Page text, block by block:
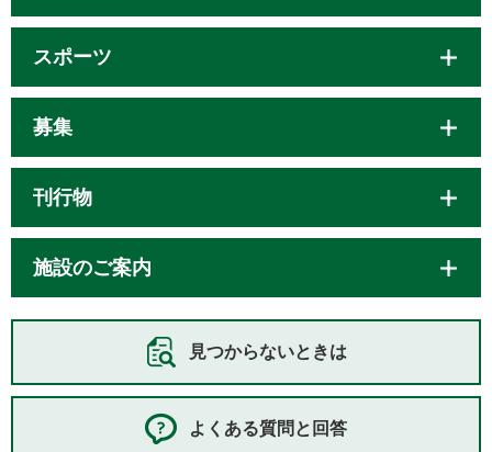
スポーツ
募集
刊行物
施設のご案内
見つからないときは
よくある質問と回答